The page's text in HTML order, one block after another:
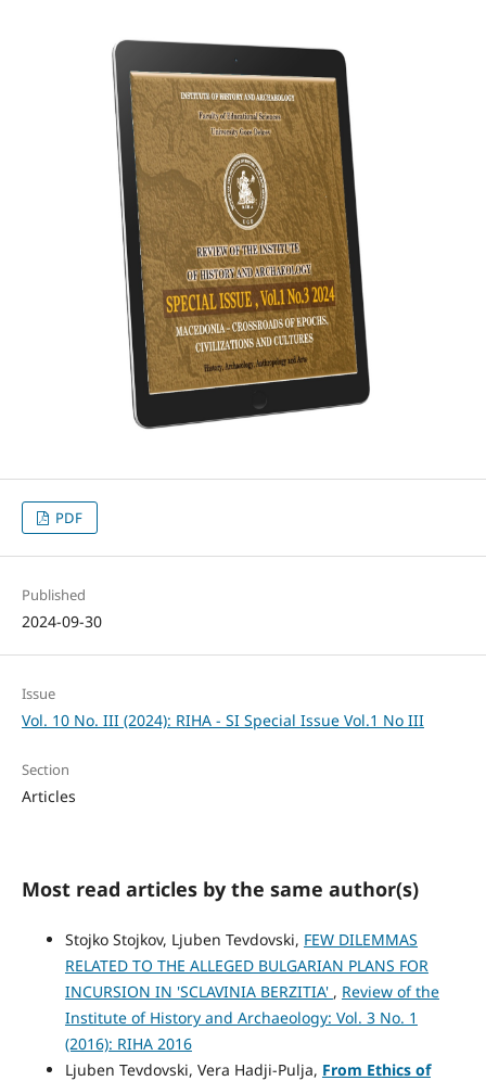
PDF
Published
2024-09-30
Issue
Vol. 10 No. III (2024): RIHA - SI Special Issue Vol.1 No III
Section
Articles
Most read articles by the same author(s)
Stojko Stojkov, Ljuben Tevdovski, FEW DILEMMAS
RELATED TO THE ALLEGED BULGARIAN PLANS FOR
INCURSION IN 'SCLAVINIA BERZITIA' , Review of the
Institute of History and Archaeology: Vol. 3 No. 1
(2016): RIHA 2016
Ljuben Tevdovski, Vera Hadji-Pulja, From Ethics of